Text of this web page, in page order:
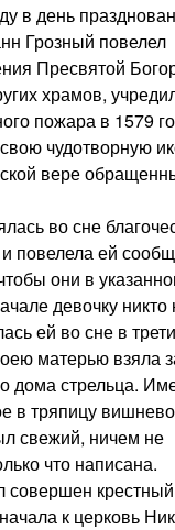
в день
Грозный повелел
Пресвятой
храмов,
пожара в 1579
чудотворную
вере
во сне
повелела ей
они в
девочку никто
ей во сне в
матерью взяла
дома стрельца.
в тряпицу
свежий, ничем не
что написана.
крестный
к церковь